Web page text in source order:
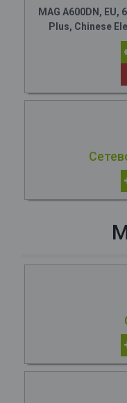
MAG A600DN,
Plus, Chinese